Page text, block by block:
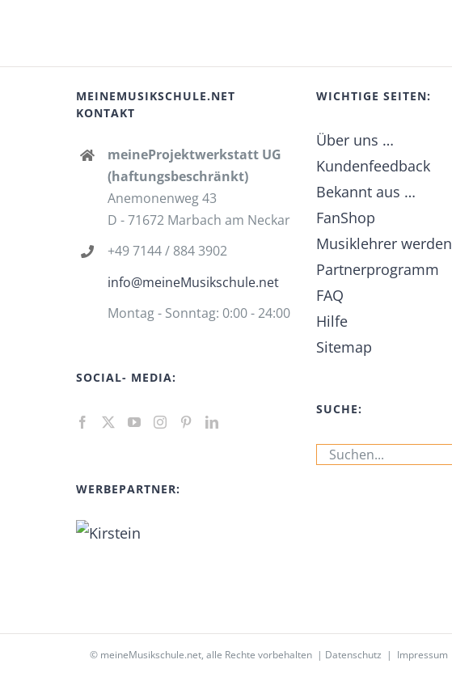
MEINEMUSIKSCHULE.NET
KONTAKT
meineProjektwerkstatt UG
(haftungsbeschränkt)
Anemonenweg 43
D - 71672 Marbach am Neckar
+49 7144 / 884 3902
info@meineMusikschule.net
Montag - Sonntag: 0:00 - 24:00
SOCIAL- MEDIA:
WERBEPARTNER:
WICHTIGE SEITEN:
Über uns …
Kundenfeedback
Bekannt aus …
FanShop
Musiklehrer werden
Partnerprogramm
FAQ
Hilfe
Sitemap
SUCHE:
Suche
© meineMusikschule.net, alle Rechte vorbehalten | Datenschutz | Impressum